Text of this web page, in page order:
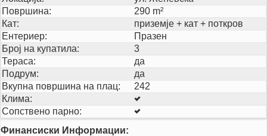
Површина:
290 m²
Кат:
приземје + кат + поткров
Ентериер:
Празен
Број на купатила:
3
Тераса:
да
Подрум:
да
Вкупна површина на плац:
242
Клима:
Сопствено парно:
Финансиски Информации: